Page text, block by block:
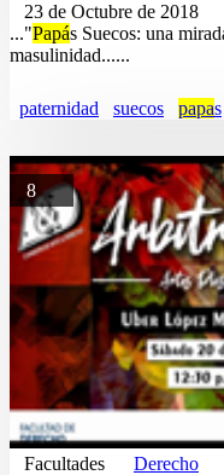
23 de Octubre de 2018
..."Papás Suecos: una
masulinidad......
paternidad suecos papas
8
Facultades Derecho